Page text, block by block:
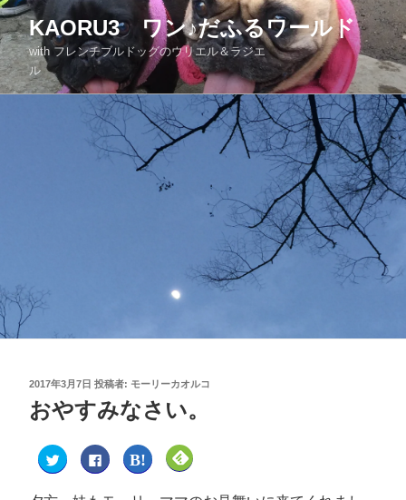
KAORU3 ワン♪だふるワールド
with フレンチブルドッグのウリエル＆ラジエ
ル
2017年3月7日 投稿者: モーリーカオルコ
おやすみなさい。
ク
リ
F
a
ク
リ
ク
リ